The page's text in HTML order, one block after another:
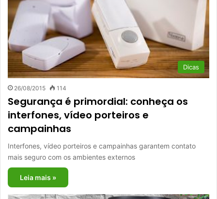
Dicas
26/08/2015 114
Segurança é primordial: conheça os
interfones, vídeo porteiros e
campainhas
Interfones, vídeo porteiros e campainhas garantem contato
mais seguro com os ambientes externos
Leia mais »